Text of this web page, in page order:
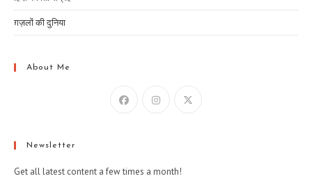
ग़ज़लों की दुनिया
About Me
Newsletter
Get all latest content a few times a month!